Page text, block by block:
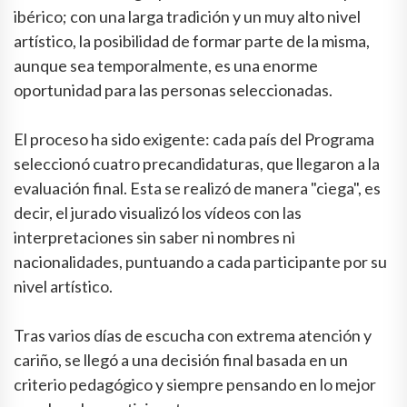
ibérico; con una larga tradición y un muy alto nivel
artístico, la posibilidad de formar parte de la misma,
aunque sea temporalmente, es una enorme
oportunidad para las personas seleccionadas.
El proceso ha sido exigente: cada país del Programa
seleccionó cuatro precandidaturas, que llegaron a la
evaluación final. Esta se realizó de manera "ciega", es
decir, el jurado visualizó los vídeos con las
interpretaciones sin saber ni nombres ni
nacionalidades, puntuando a cada participante por su
nivel artístico.
Tras varios días de escucha con extrema atención y
cariño, se llegó a una decisión final basada en un
criterio pedagógico y siempre pensando en lo mejor